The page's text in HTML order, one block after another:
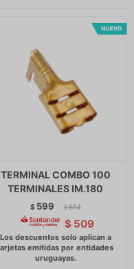
TERMINAL COMBO 100
TERMINALES IM.180
$ 599 $ 614
$ 509